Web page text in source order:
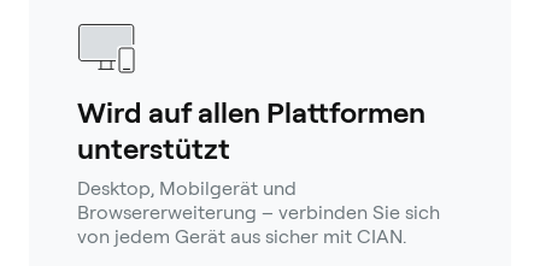
Wird auf allen Plattformen
unterstützt
Desktop, Mobilgerät und
Browsererweiterung – verbinden Sie sich
von jedem Gerät aus sicher mit CIAN.